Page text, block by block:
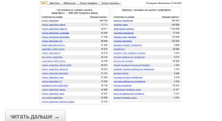
читать дальше →